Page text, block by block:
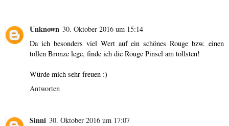
Unknown 30. Oktober 2016 um 15:14
Da ich besonders viel Wert auf ein schönes Rouge bzw. einen
tollen Bronze lege, finde ich die Rouge Pinsel am tollsten!
Würde mich sehr freuen :)
Antworten
Sinni 30. Oktober 2016 um 17:07